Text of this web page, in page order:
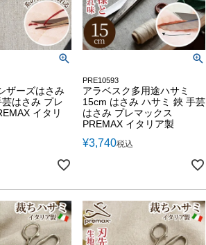
ザーズはさみ
はさみ プレ
イタリ
PRE10593
アラベスク多用途ハサミ
15cm はさみ ハサミ 鋏 手芸
はさみ プレマックス
PREMAX イタリア製
¥3,740税込